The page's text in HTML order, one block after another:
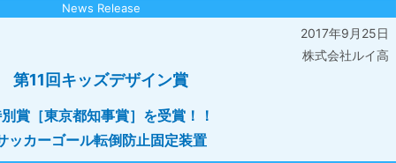
News Release
2017年9月25日
株式会社ルイ高
第11回キッズデザイン賞
賞［東京都知事賞］を受賞！！
ッカーゴール転倒防止固定装置